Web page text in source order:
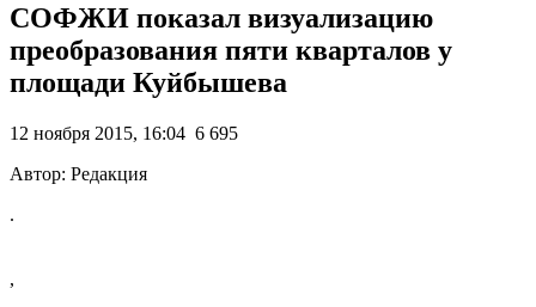
СОФЖИ показал визуализацию
преобразования пяти кварталов у
площади Куйбышева
12 ноября 2015, 16:04 6 695
Автор: Редакция
.
,